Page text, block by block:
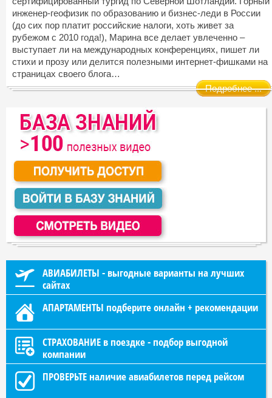
инженер-геофизик по образованию и бизнес-леди в России
(до сих пор платит российские налоги, хоть живет за
рубежом с 2010 года!), Марина все делает увлеченно –
выступает ли на международных конференциях, пишет ли
стихи и прозу или делится полезными интернет-фишками на
страницах своего блога…
Подробнее ...
АВИАБИЛЕТЫ - выгодные варианты на лучших
сайтах
АПАРТАМЕНТЫ подберите онлайн + рекомендации
СТРАХОВАНИЕ в поездке - подбор выгодной
компании
ПРОВЕРЬТЕ наличие авиабилетов перед рейсом